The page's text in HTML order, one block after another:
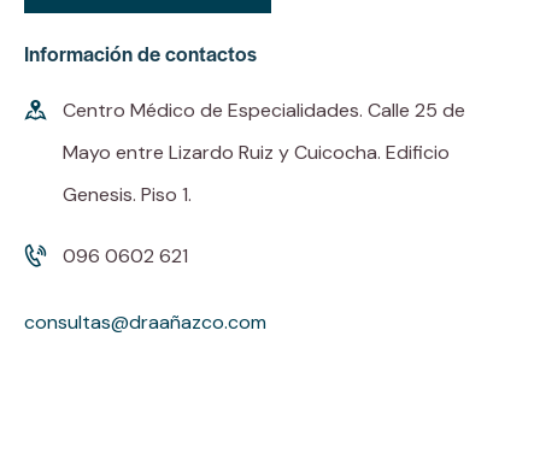
Información de contactos
Centro Médico de Especialidades. Calle 25 de
Mayo entre Lizardo Ruiz y Cuicocha. Edificio
Genesis. Piso 1.
096 0602 621
consultas@draañazco.com